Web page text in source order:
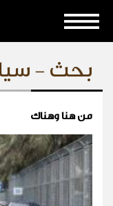
بحث -
من هنا وهناك